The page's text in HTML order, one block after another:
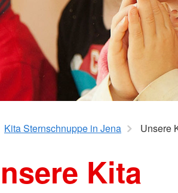
Kita Sternschnuppe in Jena Unsere
Kita